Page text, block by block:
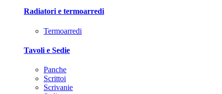
Radiatori e termoarredi
Termoarredi
Tavoli e Sedie
Panche
Scrittoi
Scrivanie